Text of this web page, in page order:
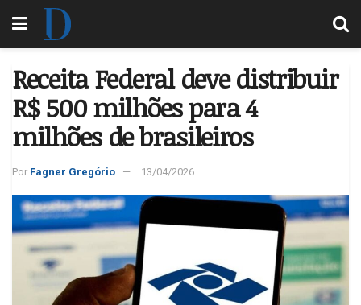
Receita Federal deve distribuir
R$ 500 milhões para 4
milhões de brasileiros
Por Fagner Gregório 13/04/2026